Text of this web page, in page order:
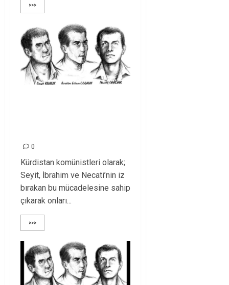
>>>
0
Kürdistan komünistleri olarak;
Seyit, İbrahim ve Necati’nin iz
bırakan bu mücadelesine sahip
çıkarak onları...
>>>